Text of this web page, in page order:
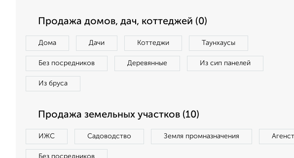
Продажа домов, дач, коттеджей (0)
Дома Дачи Коттеджи Таунхаусы
Без посредников Деревянные Из сип панелей
Из бруса
Продажа земельных участков (10)
ИЖС Садоводство Земля промназначения
Без посредников